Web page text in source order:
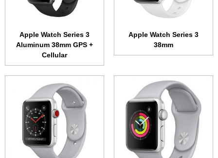
Apple Watch Series 3
38mm
Apple Watch Series 3
Aluminum 38mm GPS +
Cellular
ثنائي النواة 1 جيجاهرتز
279 مللي أمبير
ثنائي النواة 1 جيجاهرتز
الشاشة:1.65 بوصة • 390x312 بكسل
الذاكرة الداخلية: 16 جيجابايت
الرام:
نظام التشغيل: WatchOS
المعالج:
ثنائي النواة 1 جيجاهرتز
البطارية:279 مللي أمبير
عرض الموصفات ←
الشاشة:12.9 بوصة • 2732x2048 بكسل
الذاكرة الداخلية:64 أو 256 أو 512 جيجابايت
الرام:
الكاميرا:12 ميجابكسل بفتحة عدسة F/1.8
المعالج: سداسي النواة 2.38 جيجاهرتز